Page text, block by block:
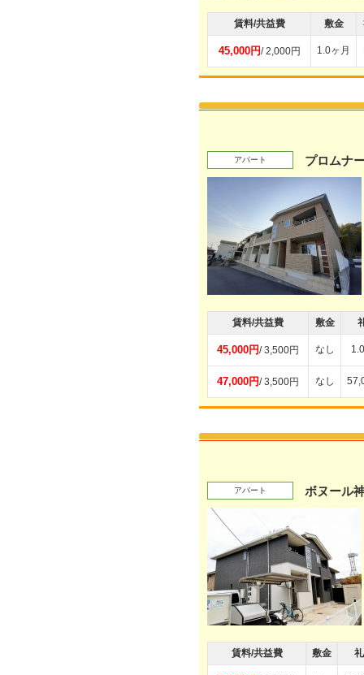
賃料/共益費 敷金
45,000円/ 2,000円 1.0ヶ月
アパート プロムナ
賃料/共益費 敷金
45,000円/ 3,500円 なし
47,000円/ 3,500円 なし
アパート ボヌール
賃料/共益費 敷金